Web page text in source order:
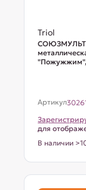
Triol
Артикул
для
В наличии